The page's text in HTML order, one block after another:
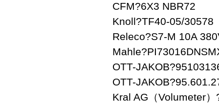
CFM?6X3 NBR72
Knoll?TF40-05/30578
Releco?S7-M 10A
OTT-
OTT-
Kral AG（Volumeter